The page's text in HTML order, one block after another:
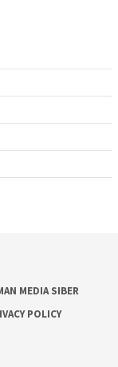
MEDIA SIBER
POLICY